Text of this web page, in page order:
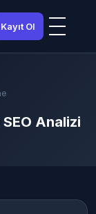
Kayıt Ol
Analizi